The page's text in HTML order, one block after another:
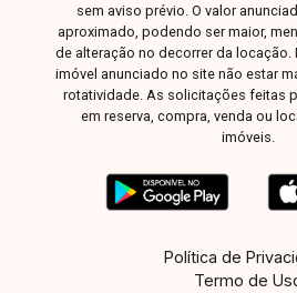
sem aviso prévio. O valor
aproximado, podendo ser maior,
de alteração no decorrer da locação.
imóvel anunciado no site não estar
rotatividade. As solicitações feitas
em reserva, compra, venda ou
imóveis.
Política de
Termo de